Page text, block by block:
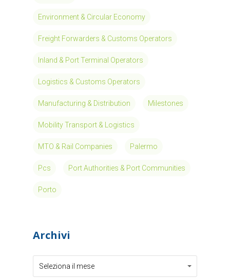
Environment & Circular Economy
Freight Forwarders & Customs Operators
Inland & Port Terminal Operators
Logistics & Customs Operators
Manufacturing & Distribution Milestones
Mobility Transport & Logistics
MTO & Rail Companies Palermo
Pcs Port Authorities & Port Communities
Porto
Archivi
Seleziona il mese